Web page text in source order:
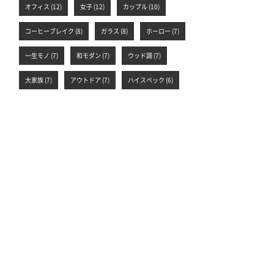
オフィス (12) 女子 (12) カップル (10)
コーヒーブレイク (8) ガラス (8) ホーロー (7)
一生モノ (7) 和モダン (7) ウッド調 (7)
大家族 (7) アウトドア (7) ハイスペック (6)